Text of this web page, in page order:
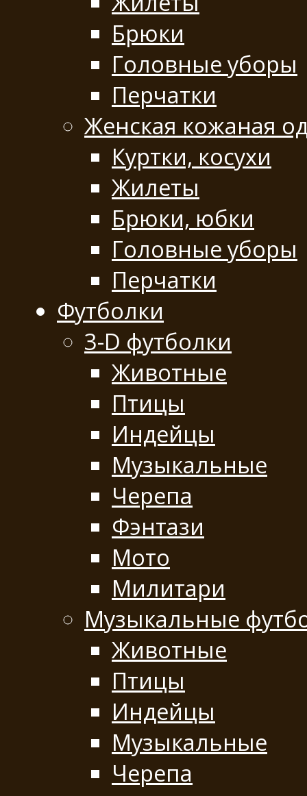
Брюки
Головные уборы
Перчатки
Женская кожаная
Куртки, косухи
Жилеты
Брюки, юбки
Головные уборы
Перчатки
Футболки
3-D футболки
Животные
Птицы
Индейцы
Музыкальные
Черепа
Фэнтази
Мото
Милитари
Музыкальные
Животные
Птицы
Индейцы
Музыкальные
Черепа